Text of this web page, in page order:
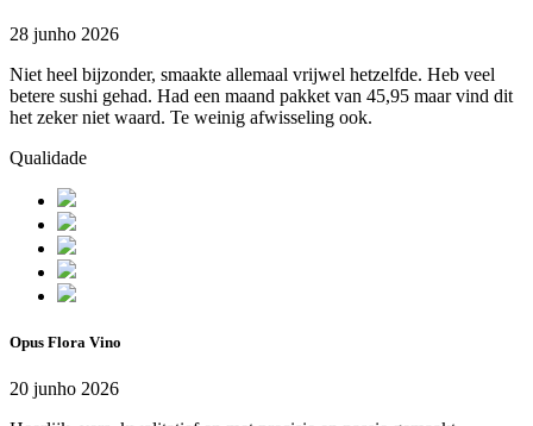
28 junho 2026
Niet heel bijzonder, smaakte allemaal vrijwel hetzelfde. Heb veel
betere sushi gehad. Had een maand pakket van 45,95 maar vind dit
het zeker niet waard. Te weinig afwisseling ook.
Qualidade
Opus Flora Vino
20 junho 2026